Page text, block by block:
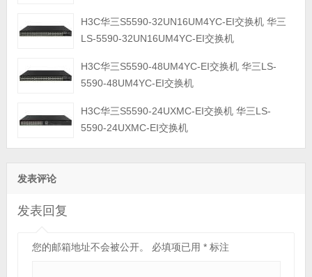
H3C华三S5590-32UN16UM4YC-EI交换机 华三
LS-5590-32UN16UM4YC-EI交换机
H3C华三S5590-48UM4YC-EI交换机 华三LS-
5590-48UM4YC-EI交换机
H3C华三S5590-24UXMC-EI交换机 华三LS-
5590-24UXMC-EI交换机
发表评论
发表回复
您的邮箱地址不会被公开。 必填项已用 *标注